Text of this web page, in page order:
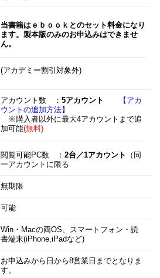
当書籍はｅｂｏｏｋとのセット料金になり
ます。製本版のみのお申込みはできませ
ん。
(アカデミー割引対象外)
アカウント数 ： 5アカウント
【アカ
ウントの追加方法】
※購入者以外に最大4アカウントまで追
加可能(無料)
閲覧可能PC数 ： 2台／1アカウント
（同
一アカウントに限る
無期限
可能
Win・Macの両OS、スマートフォン・読
書端末(iPhone,iPadなど)
お申込みから日から8営業日までとなりま
す。